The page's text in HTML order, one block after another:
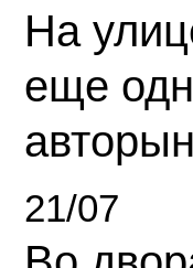
На
еще
21/07